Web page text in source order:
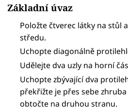
Základní úvaz
Položte čtverec látky na stůl
středu.
Uchopte diagonálně
Udělejte dva uzly na horní
Uchopte zbývající dva
překřižte je přes sebe
obtočte na druhou stranu.